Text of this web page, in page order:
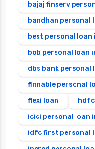
bajaj finserv
bandhan personal
best personal loan
bob personal loan
dbs bank
finnable personal
flexi loan
icici personal loan
idfc first personal